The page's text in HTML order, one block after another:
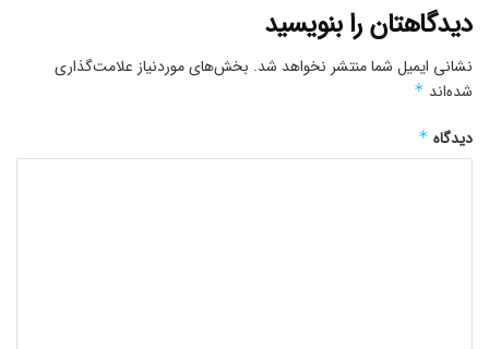
دیدگاهتان را بنویسید
نشانی ایمیل شما منتشر نخواهد شد. بخش‌های موردنیاز علامت‌گذاری
شده‌اند *
دیدگاه *